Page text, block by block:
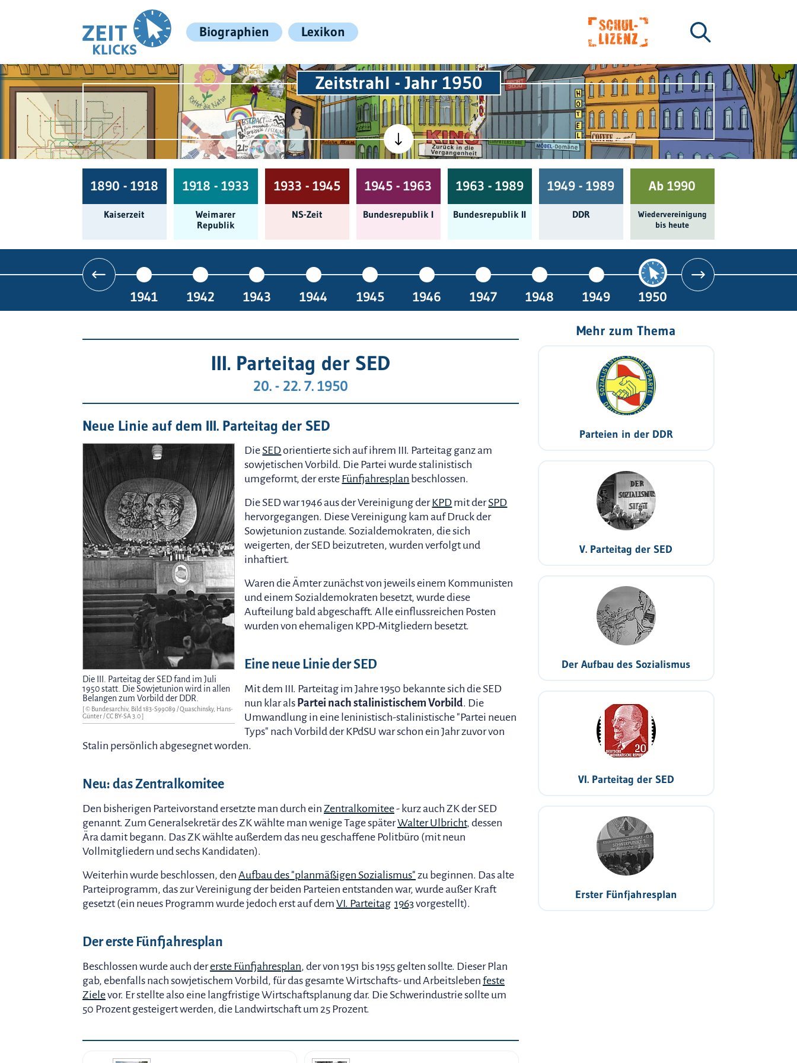
Biographien Lexikon
Zeitstrahl - Jahr 1950
1890 - 1918
Kaiserzeit
1918 - 1933
Weimarer
Republik
1933 - 1945
NS-Zeit
1945 - 1963
Bundes­republik I
1963 - 1989
Bundes­republik II
1949 - 1989
DDR
Ab 1990
Wieder­ver­einigung
bis heute
1941 1942 1943 1944 1945 1946 1947 1948 1949 1950
III. Parteitag der SED
20. - 22. 7. 1950
Neue Linie auf dem III. Parteitag der SED
Die III. Parteitag der SED fand im Juli
1950 statt. Die Sowjetunion wird in allen
Belangen zum Vorbild der DDR.
[ © Bundesarchiv, Bild 183-S99089 / Quaschinsky, Hans-
Günter /CC BY-SA 3.0]
Die SEDorientierte sich auf ihrem III. Parteitag ganz am
sowjetischen Vorbild. Die Partei wurde stalinistisch
umgeformt, der erste Fünfjahresplan beschlossen.
Die SED war 1946 aus der Vereinigung derKPD mit derSPD
hervorgegangen. Diese Vereinigung kam auf Druck der
Sowjetunion zustande. Sozialdemokraten, die sich
weigerten, der SED beizutreten, wurden verfolgt und
inhaftiert.
Waren die Ämter zunächst von jeweils einem Kommunisten
und einem Sozialdemokraten besetzt, wurde diese
Aufteilung bald abgeschafft. Alle einflussreichen Posten
wurden von ehemaligen KPD-Mitgliedern besetzt.
Eine neue Linie der SED
Mit dem III. Parteitag im Jahre 1950 bekannte sich die SED
nun klar als Partei nach stalinistischem Vorbild. Die
Umwandlung in eine leninistisch-stalinistische "Partei neuen
Typs" nach Vorbild der KPdSU war schon ein Jahr zuvor von
Stalin persönlich abgesegnet worden.
Neu: das Zentralkomitee
Den bisherigen Parteivorstand ersetzte man durch ein Zentralkomitee- kurz auch ZK der SED
genannt. Zum Generalsekretär des ZK wählte man wenige Tage späterWalter Ulbricht, dessen
Ära damit begann. Das ZK wählte außerdem das neu geschaffene Politbüro (mit neun
Vollmitgliedern und sechs Kandidaten).
Weiterhin wurde beschlossen, den Aufbau des "planmäßigen Sozialismus" zu beginnen. Das alte
Parteiprogramm, das zur Vereinigung der beiden Parteien entstanden war, wurde außer Kraft
gesetzt (ein neues Programm wurde jedoch erst auf dem VI. Parteitag 1963vorgestellt).
Der erste Fünfjahresplan
Beschlossen wurde auch dererste Fünfjahresplan, der von 1951 bis 1955 gelten sollte. Dieser Plan
gab, ebenfalls nach sowjetischem Vorbild, für das gesamte Wirtschafts- und Arbeitsleben feste
Zielevor. Er stellte also eine langfristige Wirtschaftsplanung dar. Die Schwerindustrie sollte um
50 Prozent gesteigert werden, die Landwirtschaft um 25 Prozent.
Mehr zum Thema
Parteien in der DDR
V. Parteitag der SED
Der Aufbau des Sozialismus
VI. Parteitag der SED
Erster Fünfjahresplan